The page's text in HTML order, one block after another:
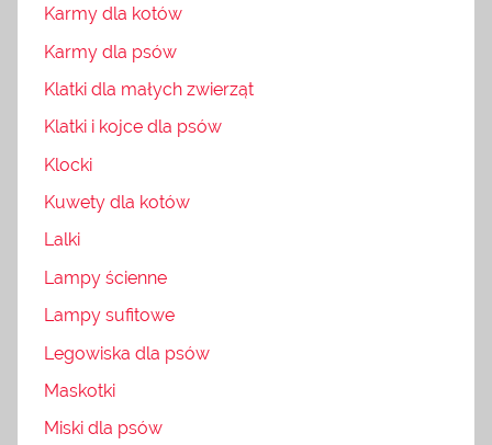
Karmy dla kotów
Karmy dla psów
Klatki dla małych zwierząt
Klatki i kojce dla psów
Klocki
Kuwety dla kotów
Lalki
Lampy ścienne
Lampy sufitowe
Legowiska dla psów
Maskotki
Miski dla psów